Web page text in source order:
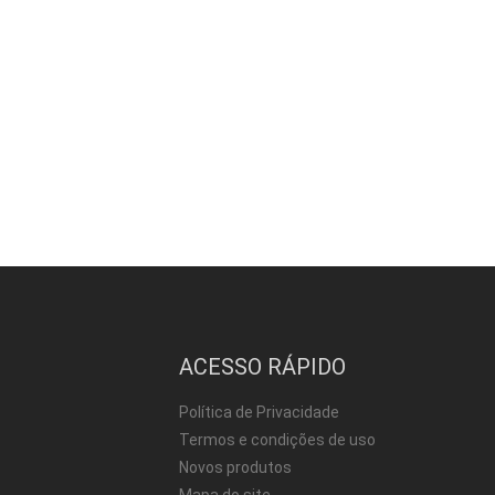
ACESSO RÁPIDO
Política de Privacidade
Termos e condições de uso
Novos produtos